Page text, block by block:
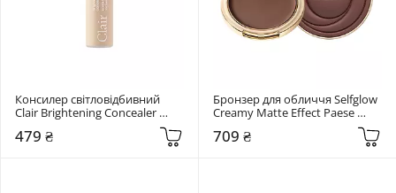
Консилер світловідбивний
Clair Brightening Concealer
479 ₴
Бронзер для обличчя Selfglow
Creamy Matte Effect Paese
709 ₴